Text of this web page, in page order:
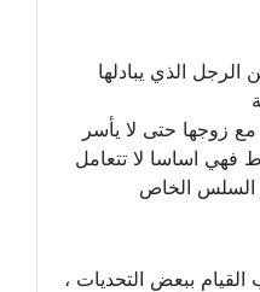
الذي يبادلها
زوجها حتى لا يأسر
فهي اساسا لا تتعامل
السلس الخاص
ببعض التحديات ،